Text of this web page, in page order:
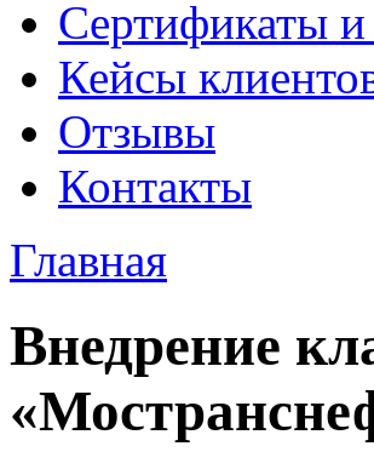
Сертификаты
Кейсы
Отзывы
Контакты
Главная
Внедрение